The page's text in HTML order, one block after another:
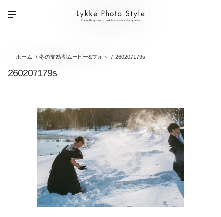
ホーム 冬の支笏湖ムービー&フォト 260207179s
260207179s